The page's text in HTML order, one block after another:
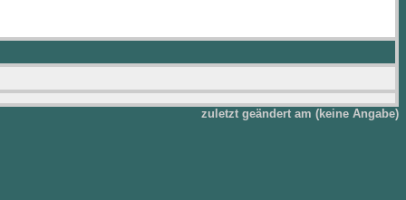
zuletzt geändert am (keine Angabe)